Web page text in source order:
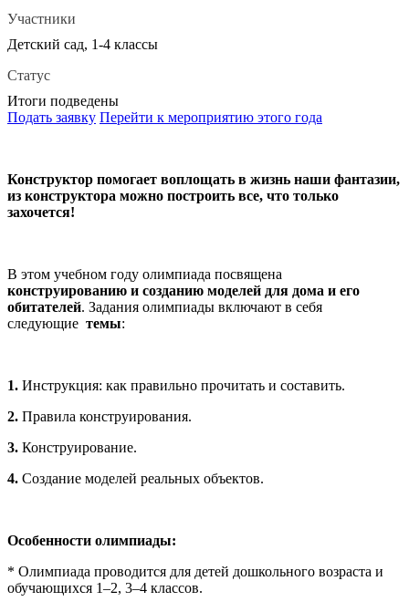
Участники
Детский сад, 1-4 классы
Статус
Итоги подведены
Подать заявку Перейти к мероприятию этого года
Конструктор помогает воплощать в жизнь наши фантазии,
из конструктора можно построить все, что только
захочется!
В этом учебном году олимпиада посвящена
конструированию и созданию моделей для дома и его
обитателей. Задания олимпиады включают в себя
следующие темы:
1. Инструкция: как правильно прочитать и составить.
2. Правила конструирования.
3. Конструирование.
4. Создание моделей реальных объектов.
Особенности олимпиады:
* Олимпиада проводится для детей дошкольного возраста и
обучающихся 1–2, 3–4 классов.